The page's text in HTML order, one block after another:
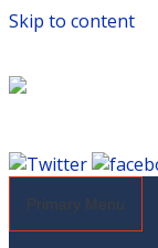
Skip to content
Primary Menu